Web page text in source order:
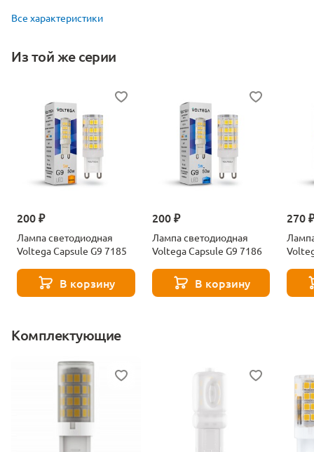
Все характеристики
Из той же серии
200 ₽
Лампа светодиодная
Voltega Capsule G9 7185
В корзину
200 ₽
Лампа светодиодная
Voltega Capsule G9 7186
В корзину
270
Комплектующие